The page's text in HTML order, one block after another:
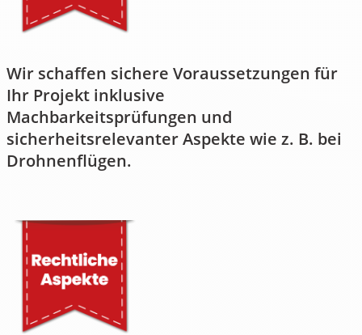
Wir schaffen sichere Voraussetzungen für
Ihr Projekt inklusive
Machbarkeitsprüfungen und
sicherheitsrelevanter Aspekte wie z. B. bei
Drohnenflügen.